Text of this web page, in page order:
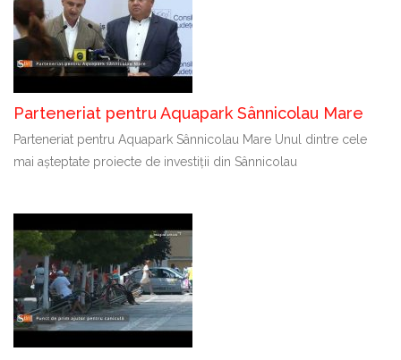
Parteneriat pentru Aquapark Sânnicolau Mare
Parteneriat pentru Aquapark Sânnicolau Mare Unul dintre cele
mai așteptate proiecte de investiții din Sânnicolau